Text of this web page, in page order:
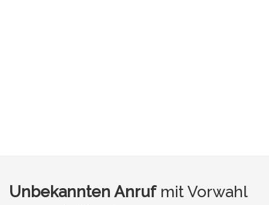
Unbekannten Anrufmit Vorwahl